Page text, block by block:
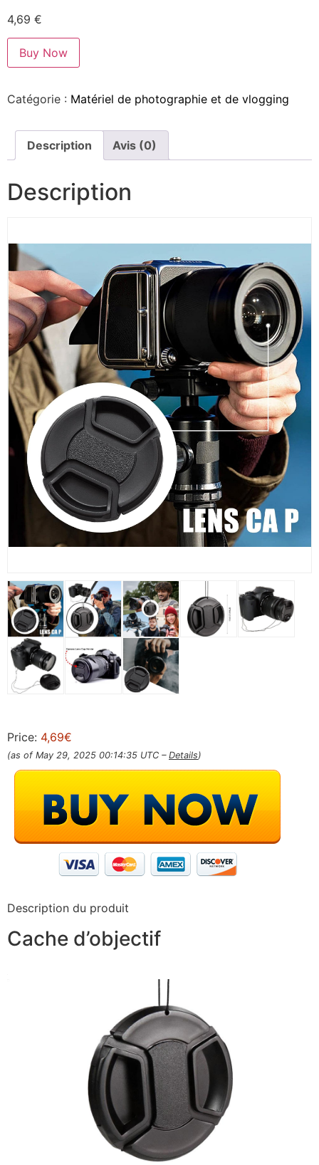
4,69 €
Buy Now
Catégorie : Matériel de photographie et de vlogging
Description Avis (0)
Description
Price: 4,69€
(as of May 29, 2025 00:14:35 UTC – Details)
Description du produit
Cache d’objectif